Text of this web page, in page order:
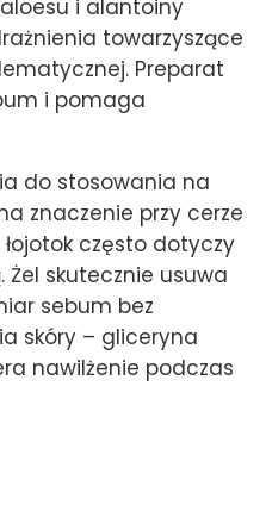
i alantoiny
towarzyszące
Preparat
i pomaga
do stosowania na
znaczenie przy cerze
często dotyczy
Żel skutecznie usuwa
sebum bez
skóry – gliceryna
nawilżenie podczas